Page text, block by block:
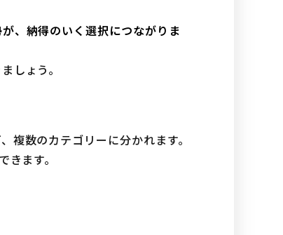
、納得のいく選択につながりま
しょう。
複数のカテゴリーに分かれます。
できます。